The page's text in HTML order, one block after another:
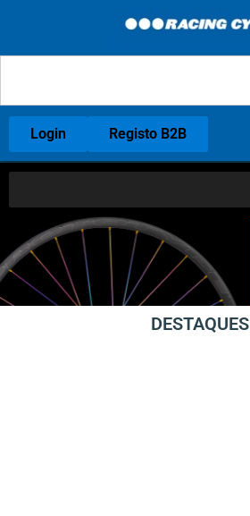
Login Registo B2B
DESTAQUES